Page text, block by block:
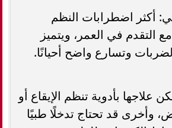
أكثر اضطرابات النظم
التقدم في العمر، ويتميز
وتسارع واضح أحيانًا.
علاجها بأدوية تنظم الإيقاع أو
وأخرى قد تحتاج تدخلًا طبيًا